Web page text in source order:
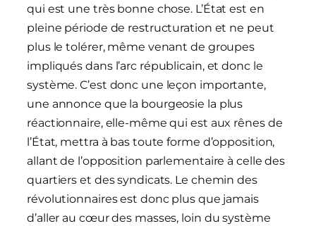
qui est une très bonne chose. L’État est en
pleine période de restructuration et ne peut
plus le tolérer, même venant de groupes
impliqués dans l’arc républicain, et donc le
système. C’est donc une leçon importante,
une annonce que la bourgeosie la plus
réactionnaire, elle-même qui est aux rênes de
l’État, mettra à bas toute forme d’opposition,
allant de l’opposition parlementaire à celle des
quartiers et des syndicats. Le chemin des
révolutionnaires est donc plus que jamais
d’aller au cœur des masses, loin du système